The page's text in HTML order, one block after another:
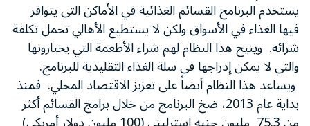
يستخدم البرنامج القسائم الغذائية في الأماكن التي يتوافر
فيها الغذاء في الأسواق ولكن لا يستطيع الأهالي تحمل تكلفة
شرائه. ويتيح هذا النظام لهم شراء الأطعمة التي يختارونها
والتي لا يمكن إدراجها في سلة الغذاء التقليدية للبرنامج.
ويساعد هذا النظام أيضاً على تعزيز الاقتصاد المحلي. فمنذ
بداية عام 2013، ضخ البرنامج من خلال برامج القسائم أكثر